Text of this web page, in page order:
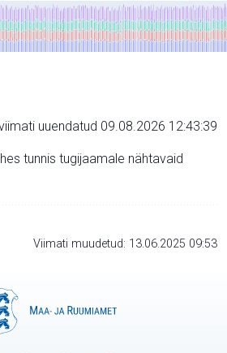
uuendatud 09.08.2026 12:43:39
tunnis tugijaamale nähtavaid
Viimati muudetud: 13.06.2025 09:53